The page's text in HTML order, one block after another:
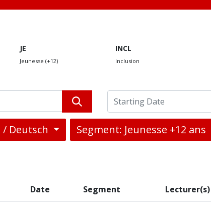
JE
Jeunesse (+12)
INCL
Inclusion
Deutsch Segment: Jeunesse +12 ans
Date Segment Lecturer(s)